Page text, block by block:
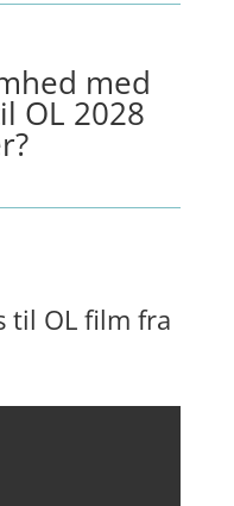
med
OL 2028
til OL film fra